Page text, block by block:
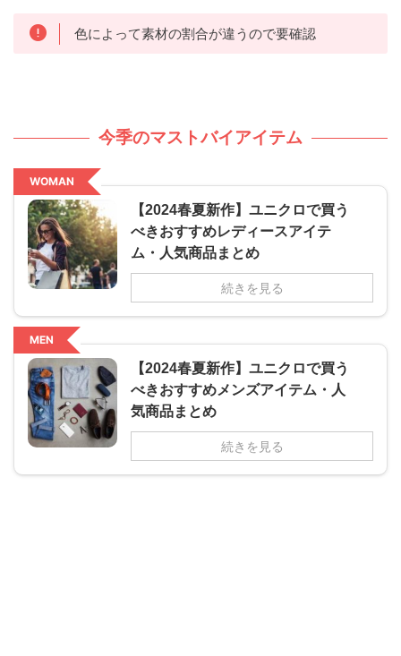
色によって素材の割合が違うので要確認
今季のマストバイアイテム
WOMAN
【2024春夏新作】ユニクロで買う
べきおすすめレディースアイテ
ム・人気商品まとめ
続きを見る
MEN
【2024春夏新作】ユニクロで買う
べきおすすめメンズアイテム・人
気商品まとめ
続きを見る